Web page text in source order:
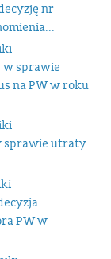
nr
w sprawie
na PW w roku
sprawie utraty
PW w